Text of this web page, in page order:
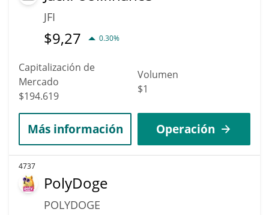
JFI
$9,27 0.30%
Capitalización de
Mercado
$194.619
Volumen
$1
Más información Operación
4737
PolyDoge
POLYDOGE